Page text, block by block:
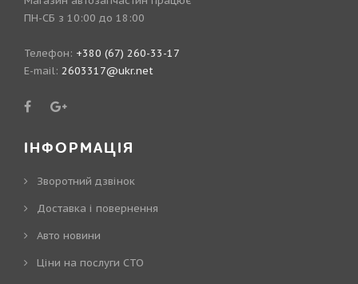
ПН-СБ з 10:00 до 18:00
Телефон: +380 (67) 260-33-17
E-mail: 2603317@ukr.net
ІНФОРМАЦІЯ
Зворотний дзвінок
Доставка і повернення
Авто новини
Ціни на послуги СТО